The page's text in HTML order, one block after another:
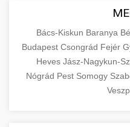
Bács-Kiskun Baranya
Budapest Csongrád Fejér
Heves Jász-Nagykun-
Nógrád Pest Somogy